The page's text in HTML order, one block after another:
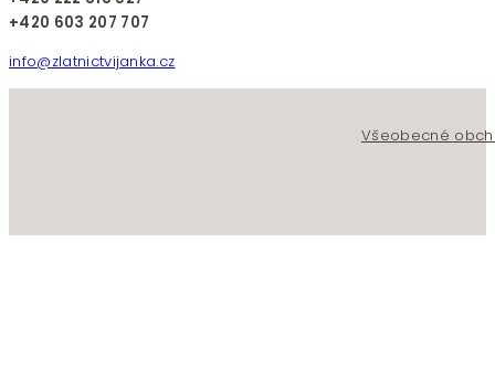
+420 603 207 707
info@zlatnictvijanka.cz
Všeobecné